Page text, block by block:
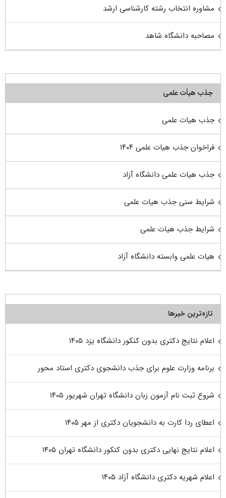
مشاوره انتخاب رشته کارشناسی ارشد
مصاحبه دانشگاه شاهد
جذب هیأت علمی
جذب هیات علمی
فراخوان جذب هیات علمی ۱۴۰۴
جذب هیات علمی دانشگاه آزاد
شرایط سنی جذب هیات علمی
شرایط جذب هیات علمی
هیات علمی وابسته دانشگاه آزاد
تازه‌ترین خبرها
اعلام نتایج دکتری بدون کنکور دانشگاه یزد ۱۴۰۵
برنامه وزارت علوم برای جذب دانشجوی دکتری استاد محور
شروع ثبت نام آزمون زبان دانشگاه تهران شهریور ۱۴۰۵
اعطای ردا کارت به دانشجویان دکتری از مهر ۱۴۰۵
اعلام نتایج نهایی دکتری بدون کنکور دانشگاه تهران ۱۴۰۵
اعلام شهریه دکتری دانشگاه آزاد ۱۴۰۵